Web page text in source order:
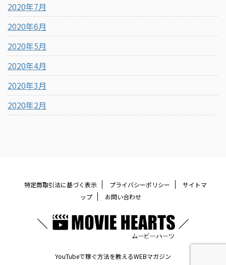
2020年7月
2020年6月
2020年5月
2020年4月
2020年3月
2020年2月
特定商取引法に基づく表示 プライバシーポリシー
サイトマ
ップ
お問い合わせ
YouTubeで稼ぐ方法を教えるWEBマガジン